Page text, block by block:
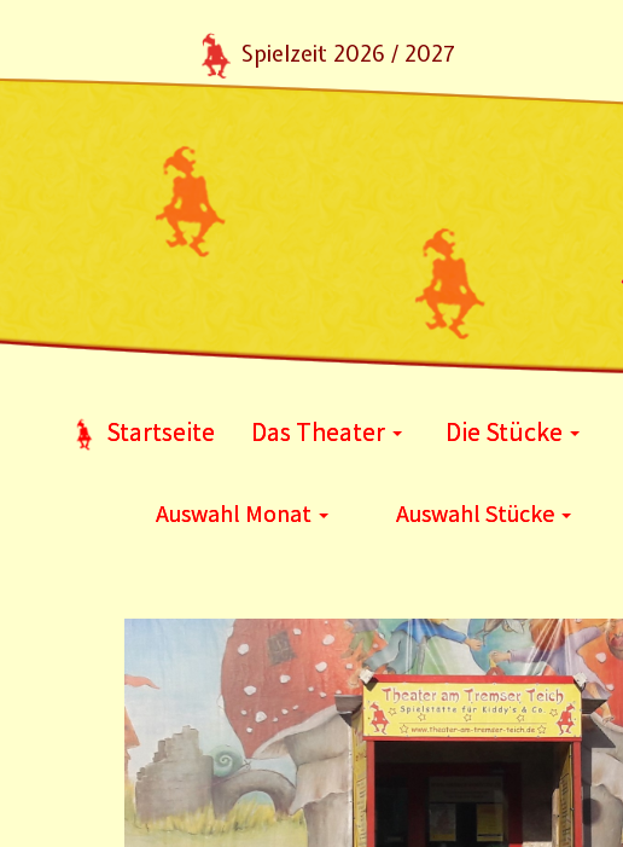
Spielzeit 2026 / 2027
Startseite Das Theater Die Stücke
Auswahl Monat Auswahl Stücke